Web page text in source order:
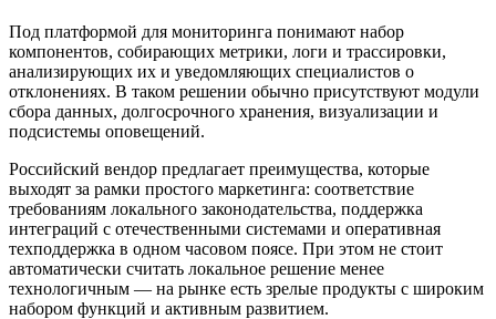
Под платформой для мониторинга понимают набор
компонентов, собирающих метрики, логи и трассировки,
анализирующих их и уведомляющих специалистов о
отклонениях. В таком решении обычно присутствуют модули
сбора данных, долгосрочного хранения, визуализации и
подсистемы оповещений.
Российский вендор предлагает преимущества, которые
выходят за рамки простого маркетинга: соответствие
требованиям локального законодательства, поддержка
интеграций с отечественными системами и оперативная
техподдержка в одном часовом поясе. При этом не стоит
автоматически считать локальное решение менее
технологичным — на рынке есть зрелые продукты с широким
набором функций и активным развитием.